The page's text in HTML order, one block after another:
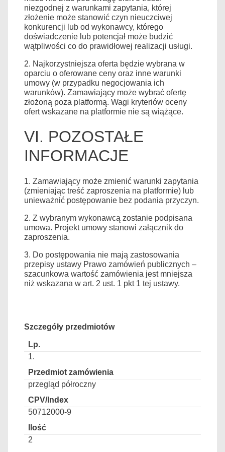
niezgodnej z warunkami zapytania, której
złożenie może stanowić czyn nieuczciwej
konkurencji lub od wykonawcy, którego
doświadczenie lub potencjał może budzić
wątpliwości co do prawidłowej realizacji usługi.
2. Najkorzystniejsza oferta będzie wybrana w
oparciu o oferowane ceny oraz inne warunki
umowy (w przypadku negocjowania ich
warunków). Zamawiający może wybrać ofertę
złożoną poza platformą. Wagi kryteriów oceny
ofert wskazane na platformie nie są wiążące.
VI. POZOSTAŁE
INFORMACJE
1. Zamawiający może zmienić warunki zapytania
(zmieniając treść zaproszenia na platformie) lub
unieważnić postępowanie bez podania przyczyn.
2. Z wybranym wykonawcą zostanie podpisana
umowa. Projekt umowy stanowi załącznik do
zaproszenia.
3. Do postępowania nie mają zastosowania
przepisy ustawy Prawo zamówień publicznych –
szacunkowa wartość zamówienia jest mniejsza
niż wskazana w art. 2 ust. 1 pkt 1 tej ustawy.
Szczegóły przedmiotów
1.
przegląd półroczny
50712000-9
2